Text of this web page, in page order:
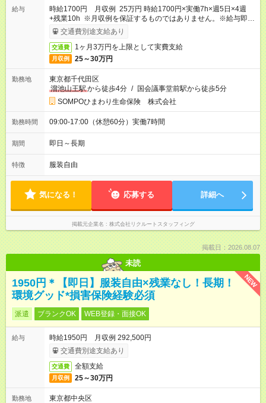
給与
時給1700円 月収例 25万円 時給1700円×実働7h×週5日×4週
+残業10h ※月収例を保証するものではありません。※給与即受
取りサービス利用可（利用条件有）
交通費別途支給あり
交通費 1ヶ月3万円を上限として実費支給
月収例 25～30万円
勤務地
東京都千代田区
溜池山王駅から徒歩4分 / 国会議事堂前駅から徒歩5分
SOMPOひまわり生命保険 株式会社
勤務時間 09:00-17:00（休憩60分）実働7時間
期間 即日～長期
特徴 服装自由
気になる！ 応募する 詳細へ
掲載元企業名 株式会社リクルートスタッフィング
掲載日：2026.08.07
未読
NEW
1950円＊【即日】服装自由×残業なし！長期！
環境グッド*損害保険経験必須
派遣 ブランクOK WEB登録・面接OK
給与
時給1950円 月収例 292,500円
交通費別途支給あり
交通費 全額支給
月収例 25～30万円
勤務地
東京都中央区